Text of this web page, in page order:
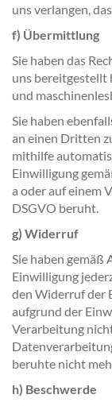
uns verlangen,
f) Übermittlung
Sie haben das
uns bereitgestellt
und
Sie haben
an einen Dritten
mithilfe
Einwilligung
a oder auf einem
DSGVO beruht.
g) Widerruf
Sie haben gemäß
Einwilligung
den Widerruf der
aufgrund der
Verarbeitung
beruhte nicht
h) Beschwerde